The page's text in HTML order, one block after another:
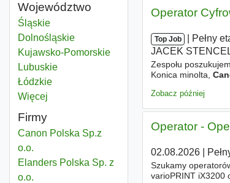
Województwo
Canon
ŚląskieWojewództwo
Canon
DolnośląskieWojewództwo
Canon
Kujawsko-PomorskieWojewództwo
Canon
LubuskieWojewództwo
Canon
ŁódzkieWojewództwo
Więcej
Firmy
Canon Polska Sp.z
o.o.
Elanders Polska Sp. z
o.o.
Operator
Top Job Pełny
JACEK
Zespołu
Konica minolta,
Zobacz później
Operator -
02.08.2026|
Szukamy
varioPRINT iX3200